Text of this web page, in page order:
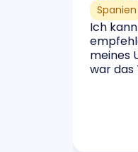
Spanien
Ich
meines
war das